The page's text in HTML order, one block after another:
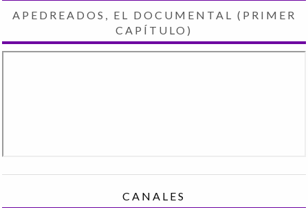
APEDREADOS, EL DOCUMENTAL (PRIMER
CAPÍTULO)
CANALES